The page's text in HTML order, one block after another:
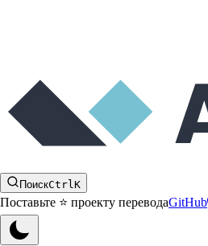
ПоискCtrlK
Поставьте ⭐️ проекту переводаGitHub